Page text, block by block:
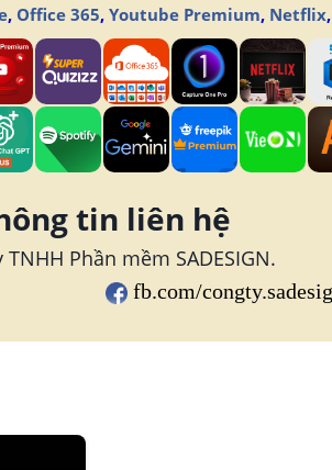
, Office 365, Youtube Premium, Netflix,
tin liên hệ
TNHH Phần mềm SADESIGN.
fb.com/